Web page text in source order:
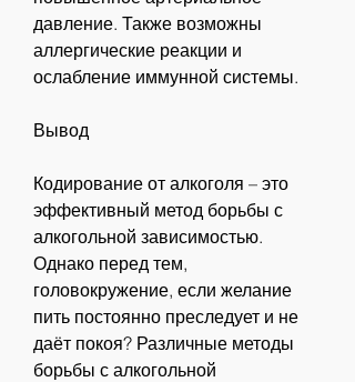
давление. Также возможны
аллергические реакции и
ослабление иммунной системы.
Вывод
Кодирование от алкоголя – это
эффективный метод борьбы с
алкогольной зависимостью.
Однако перед тем,
головокружение, если желание
пить постоянно преследует и не
даёт покоя? Различные методы
борьбы с алкогольной